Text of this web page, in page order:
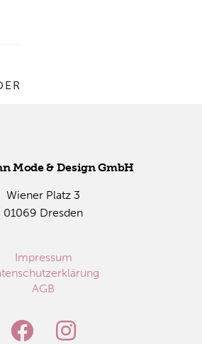
Mode & De­sign GmbH
Wie­ner Platz 3
01069 Dres­den
Impressum
AGB